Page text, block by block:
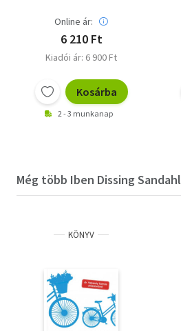
Online ár:
6 210 Ft
Kiadói ár: 6 900 Ft
Kosárba
2 - 3 munkanap
Még több Iben Dissing Sandahl
KÖNYV